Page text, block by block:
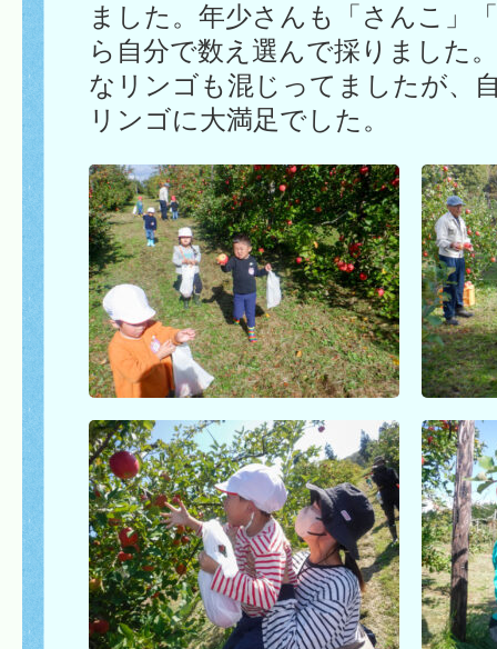
ました。年少さんも「さんこ」
ら自分で数え選んで採りました
なリンゴも混じってましたが、
リンゴに大満足でした。